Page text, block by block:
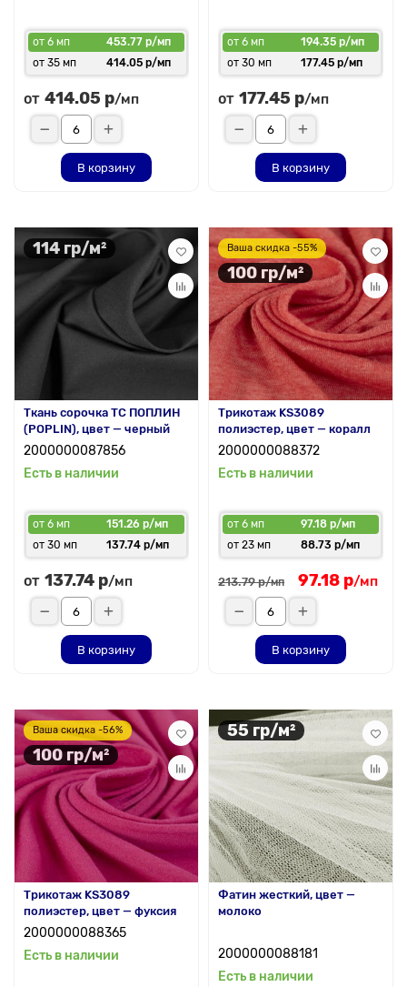
от 6 мп
453.77 р/мп
от 35 мп
414.05 р/мп
от 414.05 р/мп
В корзину
от 6 мп
194.35 р/мп
от 30 мп
177.45 р/мп
от 177.45 р/мп
В корзину
114 гр/м²
Ткань сорочка ТС ПОПЛИН
(POPLIN), цвет — черный
2000000087856
Есть в наличии
от 6 мп
151.26 р/мп
от 30 мп
137.74 р/мп
от 137.74 р/мп
В корзину
Ваша скидка -55%
100 гр/м²
Трикотаж KS3089
полиэстер, цвет — коралл
2000000088372
Есть в наличии
от 6 мп
97.18 р/мп
от 23 мп
88.73 р/мп
213.79 р/мп 97.18 р/мп
В корзину
Ваша скидка -56%
100 гр/м²
Трикотаж KS3089
полиэстер, цвет — фуксия
2000000088365
Есть в наличии
55 гр/м²
Фатин жесткий, цвет —
молоко
2000000088181
Есть в наличии